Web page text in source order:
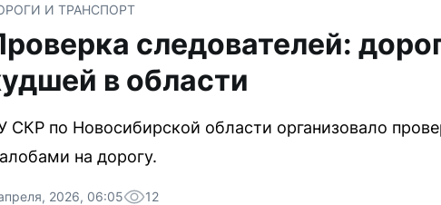
И ТРАНСПОРТ
следователей:
в области
СКР по Новосибирской области организовало
на дорогу.
2026, 06:05 12